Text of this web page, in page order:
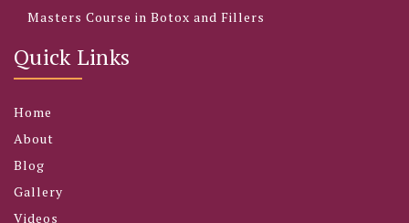
Masters Course in Botox and Fillers
Quick Links
Home
About
Blog
Gallery
Videos